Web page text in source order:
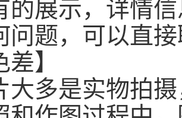
的展示，详情
问题，可以直
差】
大多是实物拍